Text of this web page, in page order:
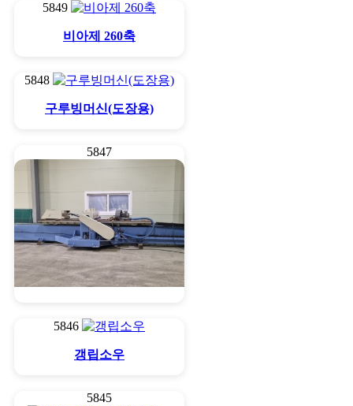
5849
비아제 260축
5848
구루빙머신(도장용)
5847
5846
갱립소우
5845